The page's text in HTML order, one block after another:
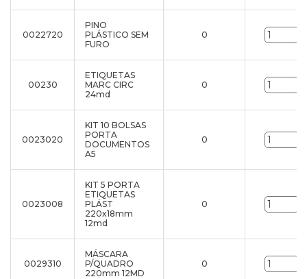
0022720
PINO
PLÁSTICO SEM
FURO
0
00230
ETIQUETAS
MARC CIRC
24md
0
0023020
KIT 10 BOLSAS
PORTA
DOCUMENTOS
A5
0
0023008
KIT 5 PORTA
ETIQUETAS
PLÁST
220x18mm
12md
0
0029310
MÁSCARA
P/QUADRO
220mm 12MD
0